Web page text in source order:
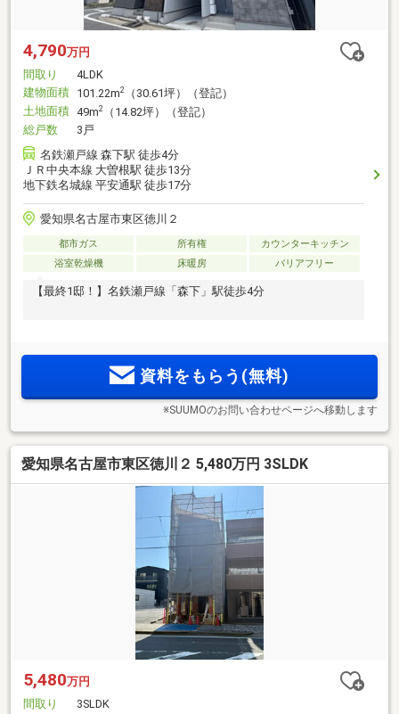
4,790万円
間取り
4LDK
建物面積 101.22m2
（30.61坪）（登記）
土地面積 49m2
（14.82坪）（登記）
総戸数
3戸
名鉄瀬戸線 森下駅 徒歩4分
ＪＲ中央本線 大曽根駅 徒歩13分
地下鉄名城線 平安通駅 徒歩17分
愛知県名古屋市東区徳川２
都市ガス 所有権
カウンターキッチン
浴室乾燥機
床暖房 バリアフリー
【最終1邸！】名鉄瀬戸線「森下」駅徒歩4分
資料をもらう(無料)
※SUUMOのお問い合わせページへ移動します
愛知県名古屋市東区徳川２ 5,480万円 3SLDK
5,480万円
間取り
3SLDK